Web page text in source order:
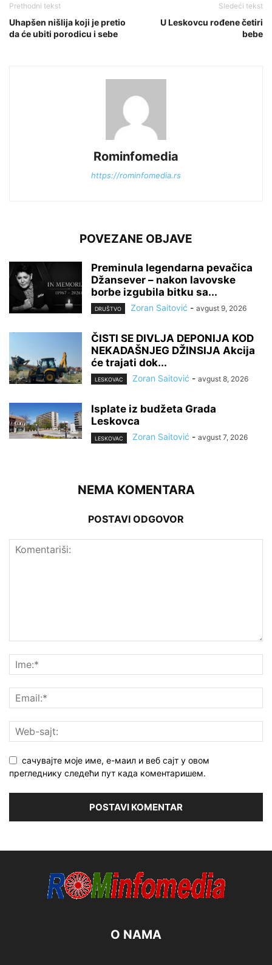
Prethodni tekst
Uhapšen nišlija koji je pretio
da će ubiti porodicu i sebe
Sledeći tekst
U Leskovcu rođene četiri
bebe
Rominfomedia
https://rominfomedia.rs
POVEZANE OBJAVE
Preminula legendarna pevačica
Džansever – nakon lavovske
borbe izgubila bitku sa...
DRUŠTVO Zoran Saitović - avgust 9, 2026
ČISTI SE DIVLJA DEPONIJA KOD
NEKADAŠNJEG DŽINSIJA Akcija
će trajati dok...
LESKOVAC Zoran Saitović - avgust 8, 2026
Isplate iz budžeta Grada
Leskovca
LESKOVAC Zoran Saitović - avgust 7, 2026
NEMA KOMENTARA
POSTAVI ODGOVOR
сачувајте моје име, е-маил и веб сајт у овом
прегледнику следећи пут када коментаришем.
O NAMA